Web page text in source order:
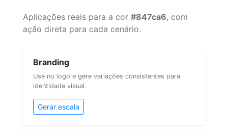
Aplicações reais para a cor #847ca6, com
ação direta para cada cenário.
Branding
Use no logo e gere variações consistentes para
identidade visual.
Gerar escala